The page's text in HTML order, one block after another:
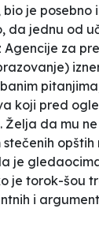
je posebno
da jednu od
Agencije za
koji pred
Želja da mu
opštih
je
je torok-šou
i